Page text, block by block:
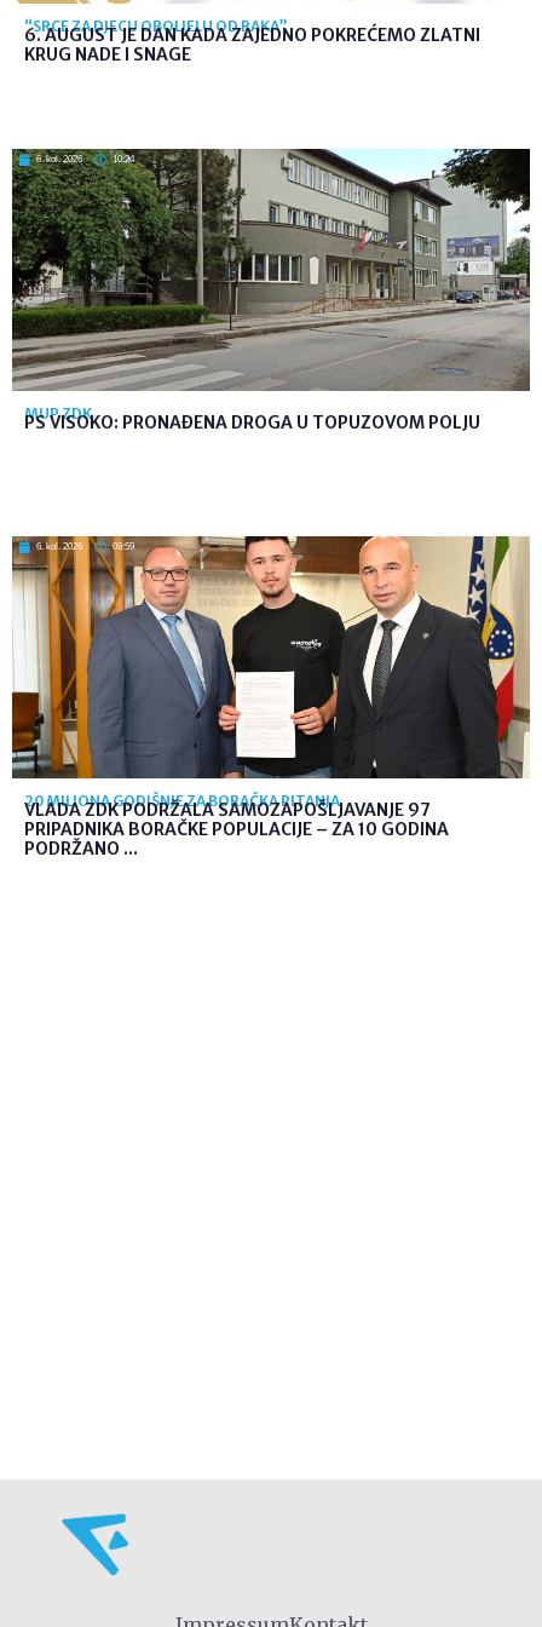
“SRCE ZA DJECU OBOLJELU OD RAKA”
6. AUGUST JE DAN KADA ZAJEDNO POKREĆEMO ZLATNI
KRUG NADE I SNAGE
6. kol. 2026 10:24
MUP ZDK
PS VISOKO: PRONAĐENA DROGA U TOPUZOVOM POLJU
6. kol. 2026 09:59
20 MILIONA GODIŠNJE ZA BORAČKA PITANJA
VLADA ZDK PODRŽALA SAMOZAPOŠLJAVANJE 97
PRIPADNIKA BORAČKE POPULACIJE – ZA 10 GODINA
PODRŽANO ...